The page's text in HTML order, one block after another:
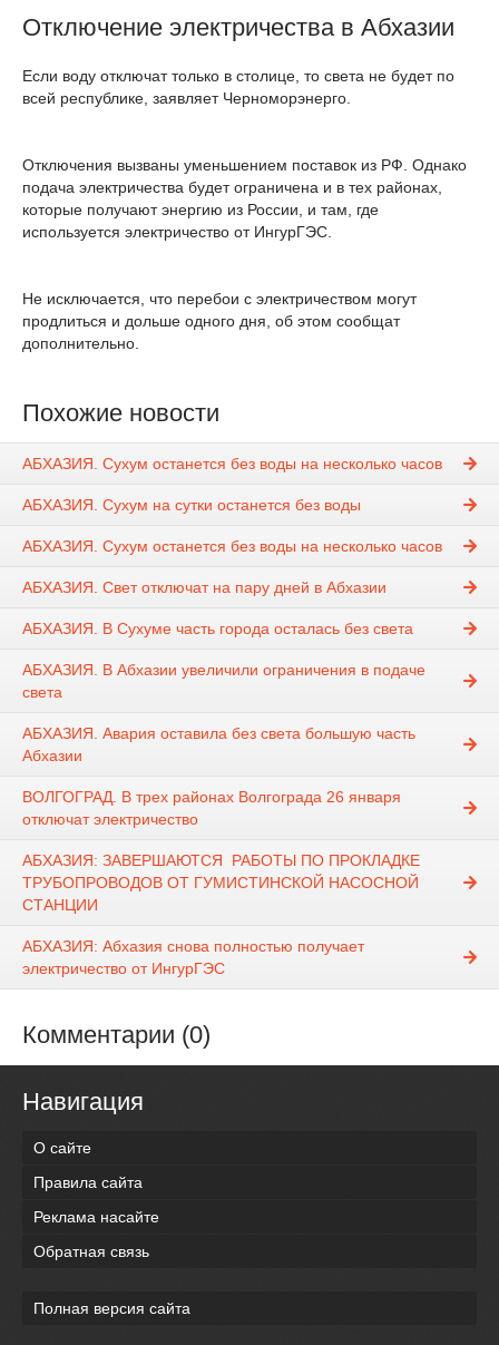
Отключение электричества в Абхазии
Если воду отключат только в столице, то света не будет по
всей республике, заявляет Черноморэнерго.
Отключения вызваны уменьшением поставок из РФ. Однако
подача электричества будет ограничена и в тех районах,
которые получают энергию из России, и там, где
используется электричество от ИнгурГЭС.
Не исключается, что перебои с электричеством могут
продлиться и дольше одного дня, об этом сообщат
дополнительно.
Похожие новости
АБХАЗИЯ. Сухум останется без воды на несколько часов
АБХАЗИЯ. Сухум на сутки останется без воды
АБХАЗИЯ. Сухум останется без воды на несколько часов
АБХАЗИЯ. Свет отключат на пару дней в Абхазии
АБХАЗИЯ. В Сухуме часть города осталась без света
АБХАЗИЯ. В Абхазии увеличили ограничения в подаче
света
АБХАЗИЯ. Авария оставила без света большую часть
Абхазии
ВОЛГОГРАД. В трех районах Волгограда 26 января
отключат электричество
АБХАЗИЯ: ЗАВЕРШАЮТСЯ РАБОТЫ ПО ПРОКЛАДКЕ
ТРУБОПРОВОДОВ ОТ ГУМИСТИНСКОЙ НАСОСНОЙ
СТАНЦИИ
АБХАЗИЯ: Абхазия снова полностью получает
электричество от ИнгурГЭС
Комментарии (0)
Навигация
О сайте
Правила сайта
Реклама насайте
Обратная связь
Полная версия сайта